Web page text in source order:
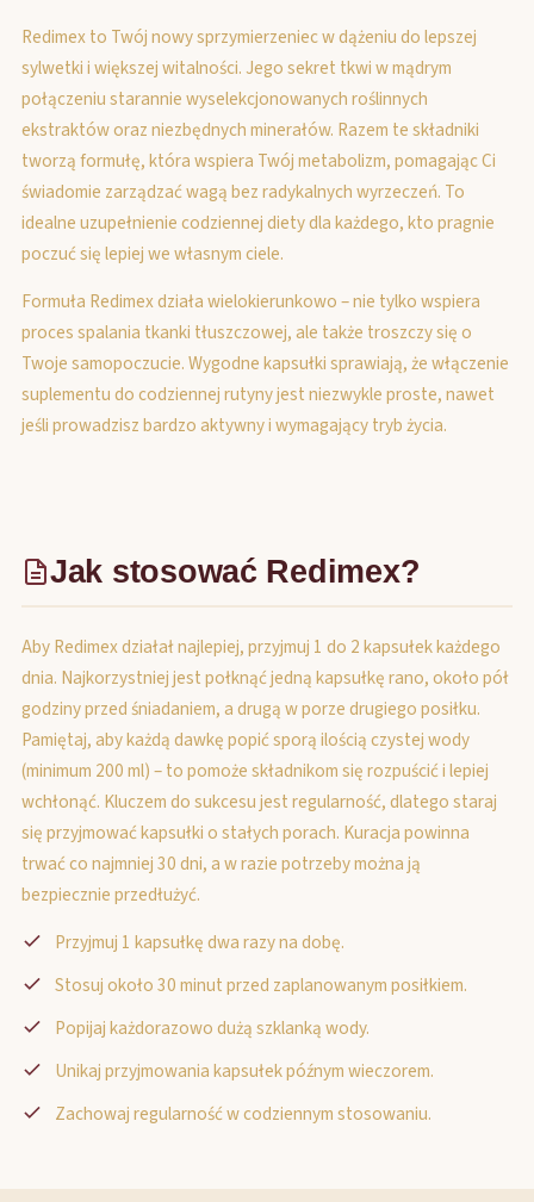
Redimex to Twój nowy sprzymierzeniec w dążeniu do lepszej
sylwetki i większej witalności. Jego sekret tkwi w mądrym
połączeniu starannie wyselekcjonowanych roślinnych
ekstraktów oraz niezbędnych minerałów. Razem te składniki
tworzą formułę, która wspiera Twój metabolizm, pomagając Ci
świadomie zarządzać wagą bez radykalnych wyrzeczeń. To
idealne uzupełnienie codziennej diety dla każdego, kto pragnie
poczuć się lepiej we własnym ciele.
Formuła Redimex działa wielokierunkowo – nie tylko wspiera
proces spalania tkanki tłuszczowej, ale także troszczy się o
Twoje samopoczucie. Wygodne kapsułki sprawiają, że włączenie
suplementu do codziennej rutyny jest niezwykle proste, nawet
jeśli prowadzisz bardzo aktywny i wymagający tryb życia.
Jak stosować Redimex?
Aby Redimex działał najlepiej, przyjmuj 1 do 2 kapsułek każdego
dnia. Najkorzystniej jest połknąć jedną kapsułkę rano, około pół
godziny przed śniadaniem, a drugą w porze drugiego posiłku.
Pamiętaj, aby każdą dawkę popić sporą ilością czystej wody
(minimum 200 ml) – to pomoże składnikom się rozpuścić i lepiej
wchłonąć. Kluczem do sukcesu jest regularność, dlatego staraj
się przyjmować kapsułki o stałych porach. Kuracja powinna
trwać co najmniej 30 dni, a w razie potrzeby można ją
bezpiecznie przedłużyć.
Przyjmuj 1 kapsułkę dwa razy na dobę.
Stosuj około 30 minut przed zaplanowanym posiłkiem.
Popijaj każdorazowo dużą szklanką wody.
Unikaj przyjmowania kapsułek późnym wieczorem.
Zachowaj regularność w codziennym stosowaniu.